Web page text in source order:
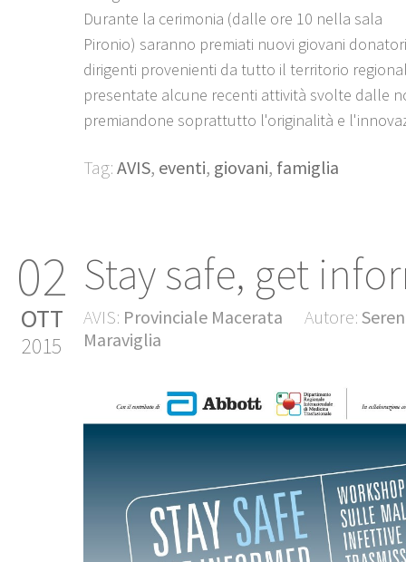
Durante la cerimonia (dalle ore 10 nella sala
Pironio) saranno premiati nuovi giovani
dirigenti provenienti da tutto il territorio
presentate alcune recenti attività svolte dalle
premiandone soprattutto l'originalità e
Tag: AVIS, eventi, giovani, famiglia
02
OTT
2015
Stay safe, get
AVIS: Provinciale Macerata Autore:
Maraviglia